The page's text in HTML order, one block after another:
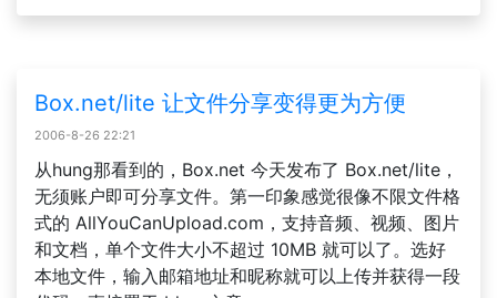
Box.net/lite 让文件分享变得更为方便
2006-8-26 22:21
从hung那看到的，Box.net 今天发布了 Box.net/lite，
无须账户即可分享文件。第一印象感觉很像不限文件格
式的 AllYouCanUpload.com，支持音频、视频、图片
和文档，单个文件大小不超过 10MB 就可以了。选好
本地文件，输入邮箱地址和昵称就可以上传并获得一段